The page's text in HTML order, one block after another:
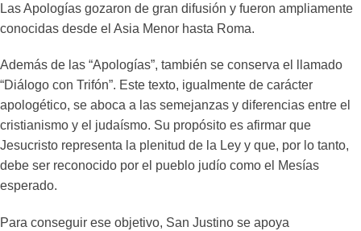
Las Apologías gozaron de gran difusión y fueron ampliamente
conocidas desde el Asia Menor hasta Roma.
Además de las “Apologías”, también se conserva el llamado
“Diálogo con Trifón”. Este texto, igualmente de carácter
apologético, se aboca a las semejanzas y diferencias entre el
cristianismo y el judaísmo. Su propósito es afirmar que
Jesucristo representa la plenitud de la Ley y que, por lo tanto,
debe ser reconocido por el pueblo judío como el Mesías
esperado.
Para conseguir ese objetivo, San Justino se apoya